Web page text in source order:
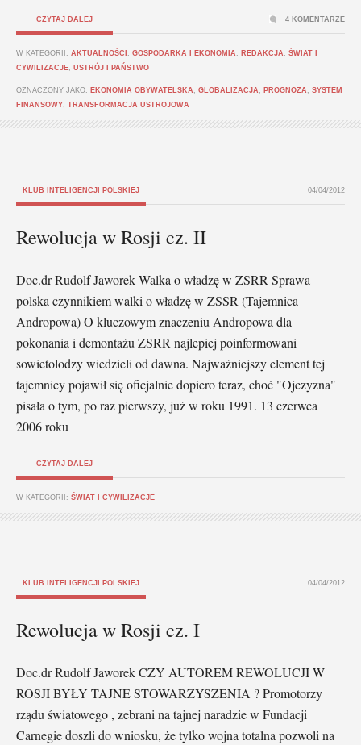
CZYTAJ DALEJ
W KATEGORII: AKTUALNOŚCI GOSPODARKA I EKONOMIA REDAKCJA
ŚWIAT I
CYWILIZACJE USTRÓJ I PAŃSTWO
OZNACZONY JAKO: EKONOMIA OBYWATELSKA GLOBALIZACJA PROGNOZA
SYSTEM
FINANSOWY TRANSFORMACJA USTROJOWA
4 KOMENTARZE
KLUB INTELIGENCJI POLSKIEJ 04/04/2012
Rewolucja w Rosji cz. II
Doc.dr Rudolf Jaworek Walka o władzę w ZSRR Sprawa
polska czynnikiem walki o władzę w ZSSR (Tajemnica
Andropowa) O kluczowym znaczeniu Andropowa dla
pokonania i demontażu ZSRR najlepiej poinformowani
sowietolodzy wiedzieli od dawna. Najważniejszy element tej
tajemnicy pojawił się oficjalnie dopiero teraz, choć "Ojczyzna"
pisała o tym, po raz pierwszy, już w roku 1991. 13 czerwca
2006 roku
CZYTAJ DALEJ
W KATEGORII: ŚWIAT I CYWILIZACJE
KLUB INTELIGENCJI POLSKIEJ 04/04/2012
Rewolucja w Rosji cz. I
Doc.dr Rudolf Jaworek CZY AUTOREM REWOLUCJI W
ROSJI BYŁY TAJNE STOWARZYSZENIA ? Promotorzy
rządu światowego , zebrani na tajnej naradzie w Fundacji
Carnegie doszli do wniosku, że tylko wojna totalna pozwoli na